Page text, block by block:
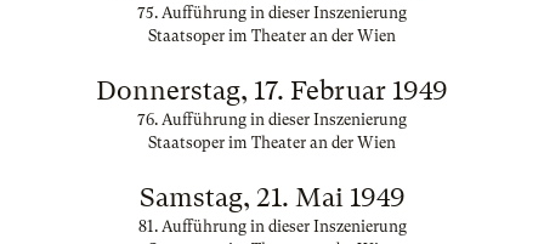
75. Aufführung in dieser Inszenierung
Staatsoper im Theater an der Wien
Donnerstag, 17. Februar 1949
76. Aufführung in dieser Inszenierung
Staatsoper im Theater an der Wien
Samstag, 21. Mai 1949
81. Aufführung in dieser Inszenierung